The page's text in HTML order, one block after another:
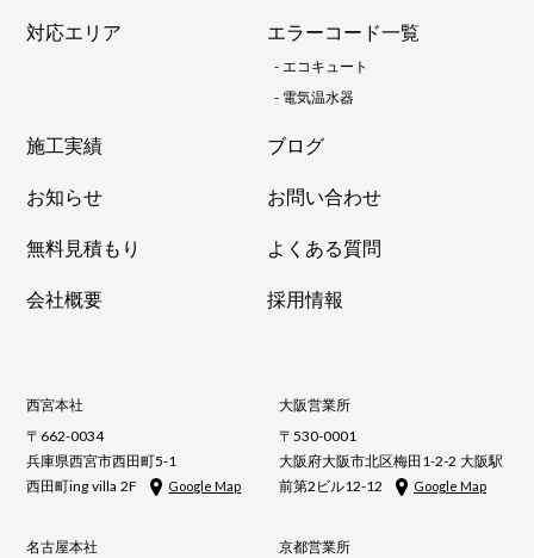
対応エリア エラーコード一覧
- エコキュート
- 電気温水器
施工実績
ブログ
お知らせ
お問い合わせ
無料見積もり
よくある質問
会社概要
採用情報
西宮本社
〒662-0034
兵庫県西宮市西田町5-1
西田町ing villa 2F
Google Map
名古屋本社
大阪営業所
〒530-0001
大阪府大阪市北区梅田1-2-2 大阪駅
前第2ビル12-12
Google Map
京都営業所